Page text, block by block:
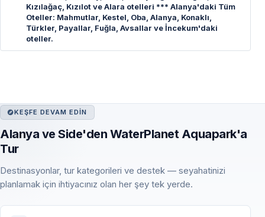
Kızılağaç, Kızılot ve Alara otelleri *** Alanya'daki Tüm
Oteller: Mahmutlar, Kestel, Oba, Alanya, Konaklı,
Türkler, Payallar, Fuğla, Avsallar ve İncekum'daki
oteller.
KEŞFE DEVAM EDIN
Alanya ve Side'den WaterPlanet Aquapark'a
Tur
Destinasyonlar, tur kategorileri ve destek — seyahatinizi
planlamak için ihtiyacınız olan her şey tek yerde.